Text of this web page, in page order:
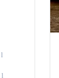
l
l